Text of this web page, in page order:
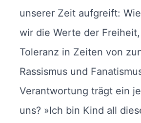
unserer Zeit aufgreift:
wir die Werte der
Toleranz in Zeiten von
Rassismus und
Verantwortung trägt ein
uns? »Ich bin Kind all